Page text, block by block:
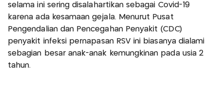
selama ini sering disalahartikan sebagai Covid-19
karena ada kesamaan gejala. Menurut Pusat
Pengendalian dan Pencegahan Penyakit (CDC)
penyakit infeksi pernapasan RSV ini biasanya dialami
sebagian besar anak-anak kemungkinan pada usia 2
tahun.